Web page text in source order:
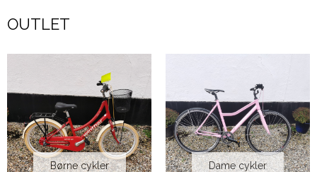
OUTLET
Børne cykler Dame cykler